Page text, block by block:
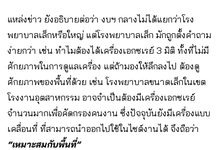
แหล่งข่าว ยังอธิบายต่อว่า งบฯ กลางไม่ได้แยกว่าโรง
พยาบาลเล็กหรือใหญ่ แต่โรงพยาบาลเล็ก มักถูกตั้งคำถาม
ง่ายกว่า เช่น ทำไมต้องได้เครื่องเอกซเรย์ 3 มิติ ทั้งที่ไม่มี
ศักยภาพในการดูแลเครื่อง แต่ถ้ามองให้ลึกลงไป ต้องดู
ศักยภาพของพื้นที่ด้วย เช่น โรงพยาบาลขนาดเล็กในเขต
โรงงานอุตสาหกรรม อาจจำเป็นต้องมีเครื่องเอกซเรย์
จำนวนมากเพื่อคัดกรองคนงาน ซึ่งปัจจุบันยังมีเครื่องแบบ
เคลื่อนที่ ที่สามารถนำออกไปใช้ในไซต์งานได้ จึงถือว่า
“เหมาะสมกับพื้นที่”